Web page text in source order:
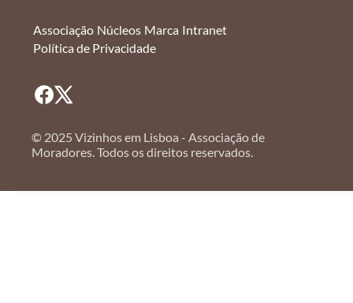
Associação Núcleos Marca Intranet
Política de Privacidade
© 2025 Vizinhos em Lisboa - Associação de
Moradores. Todos os direitos reservados.